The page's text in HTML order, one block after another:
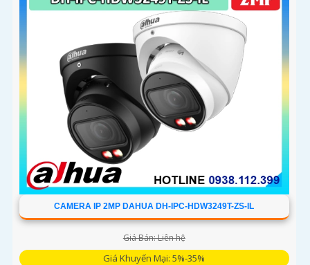
CAMERA IP 2MP DAHUA DH-IPC-HDW3249T-ZS-IL
Giá Bán: Liên hệ
Giá Khuyến Mại: 5%-35%